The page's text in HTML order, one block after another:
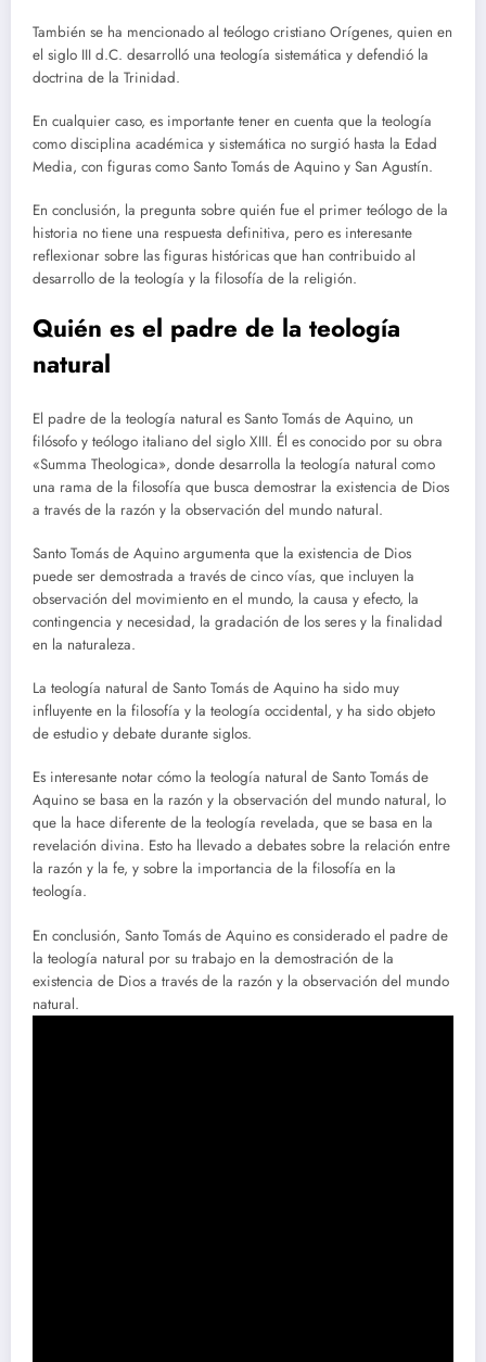
También se ha mencionado al teólogo cristiano Orígenes, quien en
el siglo III d.C. desarrolló una teología sistemática y defendió la
doctrina de la Trinidad.
En cualquier caso, es importante tener en cuenta que la teología
como disciplina académica y sistemática no surgió hasta la Edad
Media, con figuras como Santo Tomás de Aquino y San Agustín.
En conclusión, la pregunta sobre quién fue el primer teólogo de la
historia no tiene una respuesta definitiva, pero es interesante
reflexionar sobre las figuras históricas que han contribuido al
desarrollo de la teología y la filosofía de la religión.
Quién es el padre de la teología
natural
El padre de la teología natural es Santo Tomás de Aquino, un
filósofo y teólogo italiano del siglo XIII. Él es conocido por su obra
«Summa Theologica», donde desarrolla la teología natural como
una rama de la filosofía que busca demostrar la existencia de Dios
a través de la razón y la observación del mundo natural.
Santo Tomás de Aquino argumenta que la existencia de Dios
puede ser demostrada a través de cinco vías, que incluyen la
observación del movimiento en el mundo, la causa y efecto, la
contingencia y necesidad, la gradación de los seres y la finalidad
en la naturaleza.
La teología natural de Santo Tomás de Aquino ha sido muy
influyente en la filosofía y la teología occidental, y ha sido objeto
de estudio y debate durante siglos.
Es interesante notar cómo la teología natural de Santo Tomás de
Aquino se basa en la razón y la observación del mundo natural, lo
que la hace diferente de la teología revelada, que se basa en la
revelación divina. Esto ha llevado a debates sobre la relación entre
la razón y la fe, y sobre la importancia de la filosofía en la
teología.
En conclusión, Santo Tomás de Aquino es considerado el padre de
la teología natural por su trabajo en la demostración de la
existencia de Dios a través de la razón y la observación del mundo
natural.